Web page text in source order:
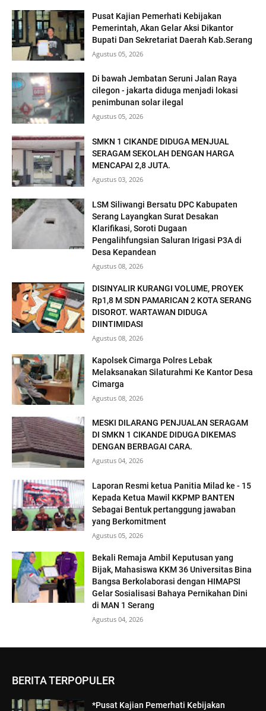
Pusat Kajian Pemerhati Kebijakan
Pemerintah, Akan Gelar Aksi Dikantor
Bupati Dan Sekretariat Daerah Kab.Serang
Agustus 05, 2026
Di bawah Jembatan Seruni Jalan Raya
cilegon - jakarta diduga menjadi lokasi
penimbunan solar ilegal
Agustus 05, 2026
SMKN 1 CIKANDE DIDUGA MENJUAL
SERAGAM SEKOLAH DENGAN HARGA
MENCAPAI 2,8 JUTA.
Agustus 03, 2026
LSM Siliwangi Bersatu DPC Kabupaten
Serang Layangkan Surat Desakan
Klarifikasi, Soroti Dugaan
Pengalihfungsian Saluran Irigasi P3A di
Desa Kepandean
Agustus 08, 2026
DISINYALIR KURANGI VOLUME, PROYEK
Rp1,8 M SDN PAMARICAN 2 KOTA SERANG
DISOROT. WARTAWAN DIDUGA
DIINTIMIDASI
Agustus 08, 2026
Kapolsek Cimarga Polres Lebak
Melaksanakan Silaturahmi Ke Kantor Desa
Cimarga
Agustus 08, 2026
MESKI DILARANG PENJUALAN SERAGAM
DI SMKN 1 CIKANDE DIDUGA DIKEMAS
DENGAN BERBAGAI CARA.
Agustus 04, 2026
Laporan Resmi ketua Panitia Milad ke - 15
Kepada Ketua Mawil KKPMP BANTEN
Sebagai Bentuk pertanggung jawaban
yang Berkomitment
Agustus 05, 2026
Bekali Remaja Ambil Keputusan yang
Bijak, Mahasiswa KKM 36 Universitas Bina
Bangsa Berkolaborasi dengan HIMAPSI
Gelar Sosialisasi Bahaya Pernikahan Dini
di MAN 1 Serang
Agustus 04, 2026
BERITA TERPOPULER
*Pusat Kajian Pemerhati Kebijakan